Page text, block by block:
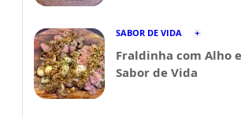
SABOR DE VIDA
Fraldinha com Alho
Sabor de Vida